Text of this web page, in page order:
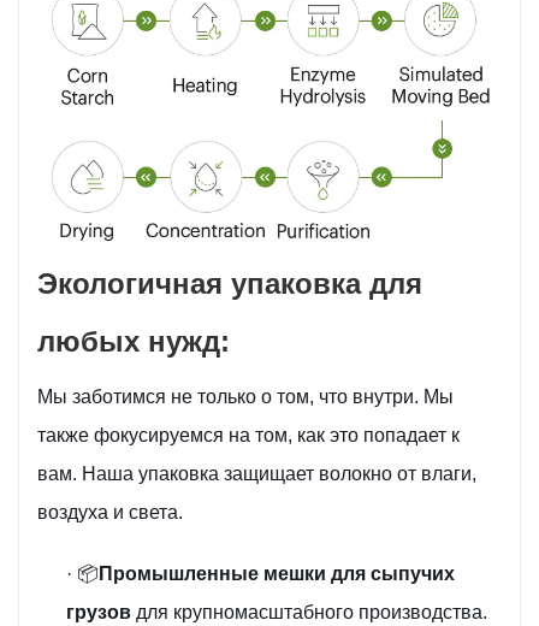
Экологичная упаковка для
любых нужд:
Мы заботимся не только о том, что внутри. Мы
также фокусируемся на том, как это попадает к
вам. Наша упаковка защищает волокно от влаги,
воздуха и света.
· 📦 Промышленные мешки для сыпучих
грузов для крупномасштабного производства.